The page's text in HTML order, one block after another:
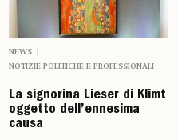
NEWS
NOTIZIE POLITICHE E PROFESSIONALI
La signorina Lieser di Klimt
oggetto dell’ennesima
causa